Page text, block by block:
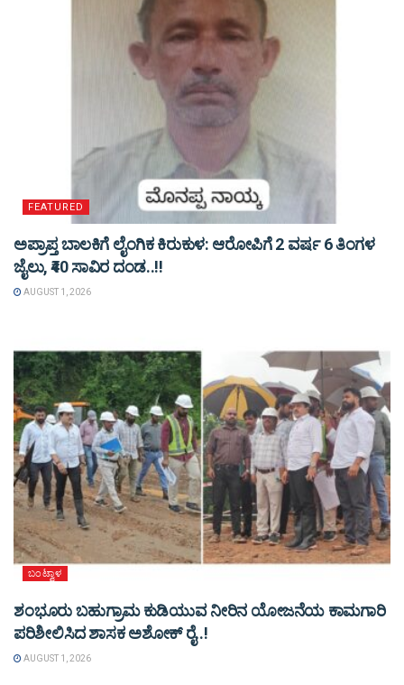
FEATURED
ಅಪ್ರಾಪ್ತ ಬಾಲಕಿಗೆ ಲೈಂಗಿಕ ಕಿರುಕುಳ: ಆರೋಪಿಗೆ 2 ವರ್ಷ 6 ತಿಂಗಳ
ಜೈಲು, ₹40 ಸಾವಿರ ದಂಡ..!!
AUGUST 1, 2026
ಬಂಟ್ವಾಳ
ಶಂಭೂರು ಬಹುಗ್ರಾಮ ಕುಡಿಯುವ ನೀರಿನ ಯೋಜನೆಯ ಕಾಮಗಾರಿ
ಪರಿಶೀಲಿಸಿದ ಶಾಸಕ ಅಶೋಕ್ ರೈ..!
AUGUST 1, 2026